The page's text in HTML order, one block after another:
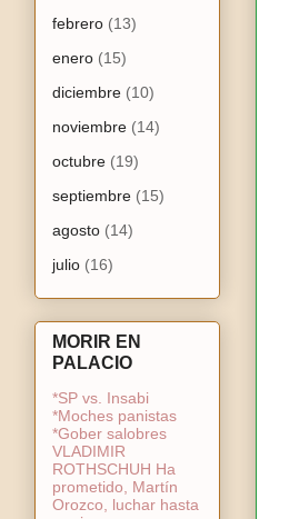
febrero (13)
enero (15)
diciembre (10)
noviembre (14)
octubre (19)
septiembre (15)
agosto (14)
julio (16)
MORIR EN
PALACIO
*SP vs. Insabi
*Moches panistas
*Gober salobres
VLADIMIR
ROTHSCHUH Ha
prometido, Martín
Orozco, luchar hasta